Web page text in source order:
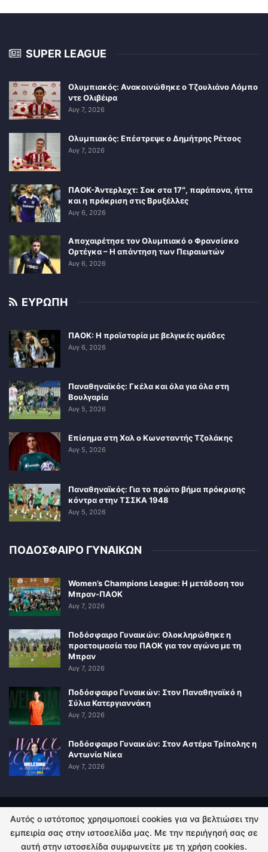
SUPER LEAGUE
Ολυμπιακός: Ανακοινώθηκε ο Τζουλιάνο Λόμπο
ντε Ολιβέιρα
Αυγ 7, 2026
Ολυμπιακός: Επέστρεψε ο Δημήτρης Ρέτσος
Αυγ 7, 2026
ΠΑΟΚ-Άντερλεχτ: Σοκ στα 17″, παράπονα, ήττα
και η πρόκριση στις Βρυξέλλες
Αυγ 6, 2026
Αποχαιρέτησε τον Ολυμπιακό ο Φρανσίσκο
Ορτέγκα – Η απάντηση των Πειραιωτών
Αυγ 6, 2026
ΕΥΡΩΠΗ
ΠΑΟΚ: Η προϊστορία με βελγικές ομάδες
Αυγ 6, 2026
Παναθηναϊκός: Γκέλα και όλα για όλα στη
Βουλγαρία
Αυγ 5, 2026
Επίσημα στη Χαλ ο Κωνσταντής Τζολάκης
Αυγ 5, 2026
Παναθηναϊκός: Για το πρώτο βήμα πρόκρισης
κόντρα στην ΤΣΣΚΑ 1948
Αυγ 5, 2026
ΠΟΔΟΣΦΑΙΡΟ ΓΥΝΑΙΚΩΝ
Women’s Champions League: Η μετάδοση του
Μπραν-ΠΑΟΚ
Αυγ 7, 2026
Ποδόσφαιρο Γυναικών: Ολοκληρώθηκε η
προετοιμασία του ΠΑΟΚ για τον αγώνα με τη
Μπραν
Αυγ 7, 2026
Ποδόσφαιρο Γυναικών: Στον Παναθηναϊκό η
Σύλια Κατεργιαννάκη
Αυγ 7, 2026
Ποδόσφαιρο Γυναικών: Στον Αστέρα Τρίπολης η
Αντωνία Νίκα
Αυγ 7, 2026
ΠΟΛΙΤΙΚΗ ΑΠΟΡΡΗΤΟΥ ΕΠΙΚΟΙΝΩΝΙΑ
Αυτός ο ιστότοπος χρησιμοποιεί cookies για να βελτιώσει την
εμπειρία σας στην ιστοσελίδα μας. Με την περιήγησή σας σε
αυτή στην ιστοσελίδα συμφωνείτε με τη χρήση cookies.